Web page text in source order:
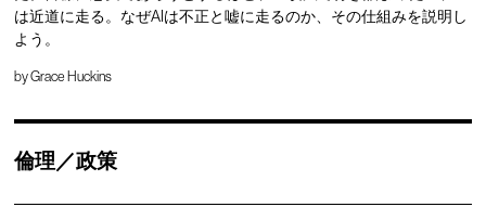
は近道に走る。なぜAIは不正と嘘に走るのか、その仕組みを説明し
よう。
byGrace Huckins
倫理／政策